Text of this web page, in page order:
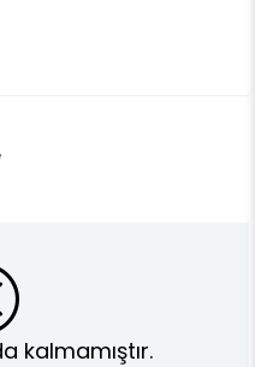
kalmamıştır.